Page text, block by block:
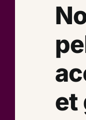
et